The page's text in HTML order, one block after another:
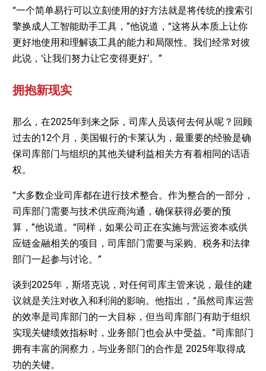
“一个简单易行可以立刻使用的好方法就是将传统的搜索引
擎换成人工智能助手工具，”他说道，“这将从本质上让你
更好地使用和理解该工具的能力和局限性。我们经常对彼
此说，‘让我们努力让它变得更好’。”
拥抱新现实
那么，在2025年到来之际，司库人员该何去何从呢？回顾
过去的12个月，美国银行的卡莱认为，最重要的经验是确
保司库部门与组织的其他关键利益相关方有着相同的话语
权。
“大多数企业司库都在进行技术整合。作为整合的一部分，
司库部门需要与技术供应商沟通，确保获得必要的预
算，”他说道。“同样，如果公司正在实施与营运资本或供
应链金融相关的项目，司库部门需要与采购、税务和法律
部门一起参与讨论。”
谈到2025年，斯塔克说，对任何司库主管来说，最佳的建
议就是关注对收入和利润的影响。他指出，“虽然司库运营
的效率是司库部门的一大目标，但当司库部门有助于组织
实现关键绩效指标时，业务部门也会从中受益。”司库部门
拥有丰富的洞察力，与业务部门的合作是 2025年取得成
功的关键。